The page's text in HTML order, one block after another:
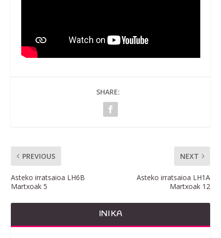
SHARE:
PREVIOUS
Asteko irratsaioa LH6B
Martxoak 5
NEXT
Asteko irratsaioa LH1A
Martxoak 12
INIKA